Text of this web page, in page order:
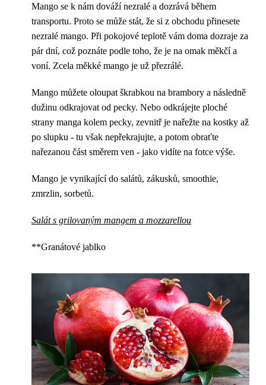
Mango se k nám dováží nezralé a dozrává během
transportu. Proto se může stát, že si z obchodu přinesete
nezralé mango. Při pokojové teplotě vám doma dozraje za
pár dní, což poznáte podle toho, že je na omak měkčí a
voní. Zcela měkké mango je už přezrálé.
Mango můžete oloupat škrabkou na brambory a následně
dužinu odkrajovat od pecky. Nebo odkrájejte ploché
strany manga kolem pecky, zevnitř je nařežte na kostky až
po slupku - tu však nepřekrajujte, a potom obraťte
nařezanou část směrem ven - jako vidíte na fotce výše.
Mango je vynikající do salátů, zákusků, smoothie,
zmrzlin, sorbetů.
Salát s grilovaným mangem a mozzarellou
**Granátové jablko